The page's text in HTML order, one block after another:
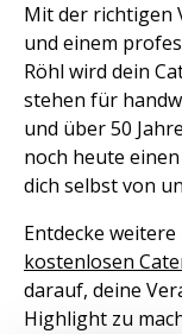
Mit der richtigen
und einem
Röhl wird dein
stehen für
und über 50
noch heute
dich selbst von
Entdecke
kostenlosen
darauf, deine
Highlight zu